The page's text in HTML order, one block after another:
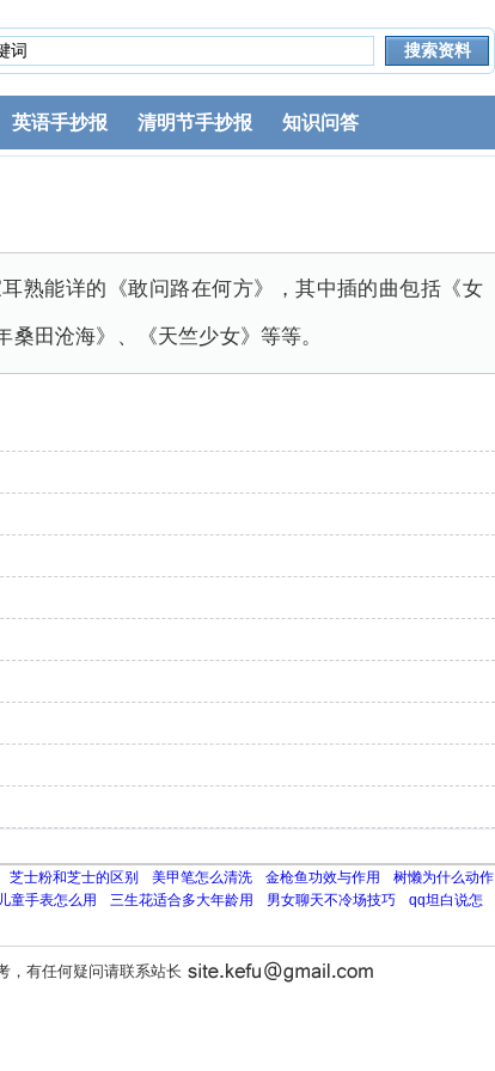
英语手抄报 清明节手抄报 知识问答
熟能详的《敢问路在何方》，其中插的曲包括《女
田沧海》、《天竺少女》等等。
芝士粉和芝士的区别 美甲笔怎么清洗 金枪鱼功效与作用
树懒为什么动作
儿童手表怎么用 三生花适合多大年龄用 男女聊天不冷场技巧
qq坦白说怎
，有任何疑问请联系站长